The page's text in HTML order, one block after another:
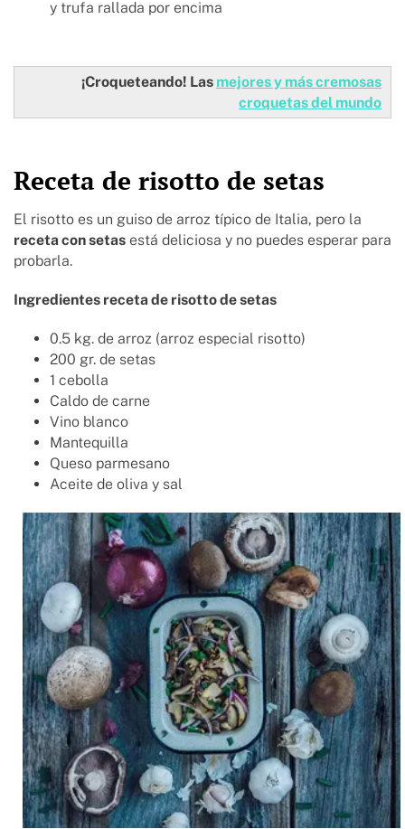
y trufa rallada por encima
¡Croqueteando! Las mejores y más cremosas
croquetas del mundo
Receta de risotto de setas
El risotto es un guiso de arroz típico de Italia, pero la
receta con setas está deliciosa y no puedes esperar para
probarla.
Ingredientes receta de risotto de setas
0.5 kg. de arroz (arroz especial risotto)
200 gr. de setas
1 cebolla
Caldo de carne
Vino blanco
Mantequilla
Queso parmesano
Aceite de oliva y sal